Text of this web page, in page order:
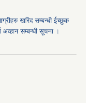
खरिद सम्बन्धी ईच्छुक
अव्हान सम्बन्धी सूचना ।